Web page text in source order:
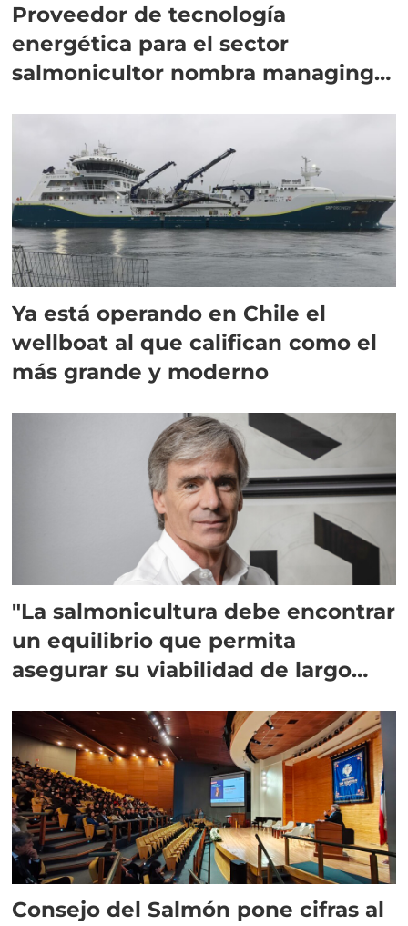
Proveedor de tecnología
energética para el sector
salmonicultor nombra managing
Ya está operando en Chile el
wellboat al que califican como el
más grande y moderno
"La salmonicultura debe encontrar
un equilibrio que permita
asegurar su viabilidad de largo
Consejo del Salmón pone cifras al